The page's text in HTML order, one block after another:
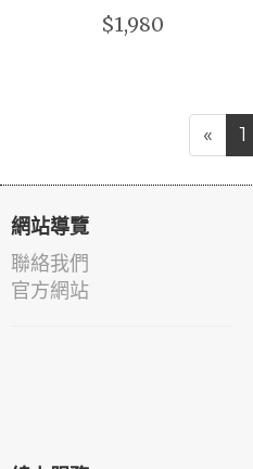
$1,980
« 1
網站導覽
聯絡我們
官方網站